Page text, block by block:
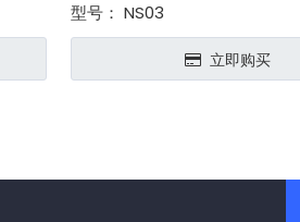
型号： NS03
立即购买